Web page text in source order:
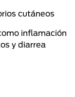
cutáneos
inflamación
y diarrea